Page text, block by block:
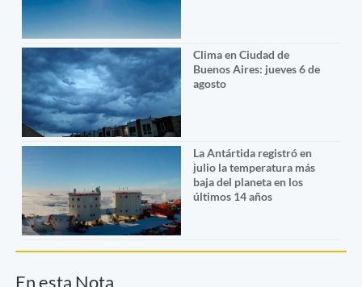
Clima en Ciudad de
Buenos Aires: jueves 6 de
agosto
La Antártida registró en
julio la temperatura más
baja del planeta en los
últimos 14 años
En esta Nota